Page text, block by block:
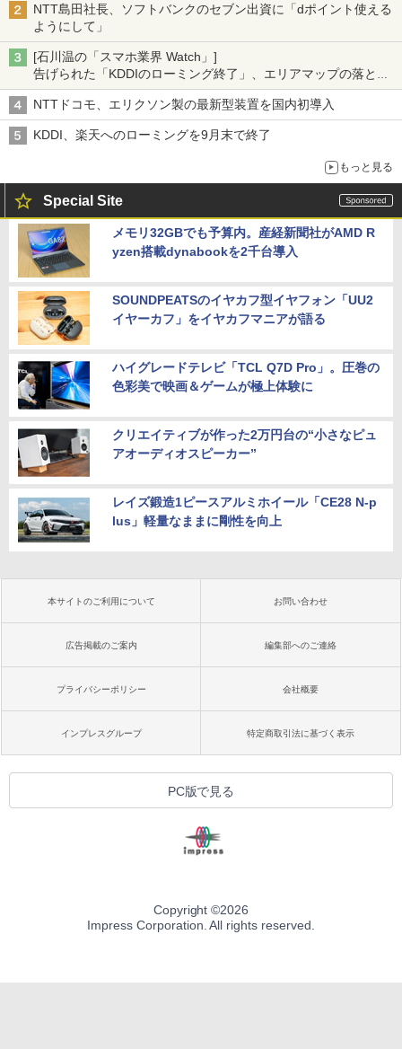
NTT島田社長、ソフトバンクのセブン出資に「dポイント使える
ようにして」
[石川温の「スマホ業界 Watch」]
告げられた「KDDIのローミング終了」、エリアマップの落とし
穴と楽天モバイルの課題
NTTドコモ、エリクソン製の最新型装置を国内初導入
KDDI、楽天へのローミングを9月末で終了
もっと見る
Special Site
メモリ32GBでも予算内。産経新聞社がAMD R
yzen搭載dynabookを2千台導入
SOUNDPEATSのイヤカフ型イヤフォン「UU2
イヤーカフ」をイヤカフマニアが語る
ハイグレードテレビ「TCL Q7D Pro」。圧巻の
色彩美で映画＆ゲームが極上体験に
クリエイティブが作った2万円台の“小さなピュ
アオーディオスピーカー”
レイズ鍛造1ピースアルミホイール「CE28 N-p
lus」軽量なままに剛性を向上
本サイトのご利用について お問い合わせ
広告掲載のご案内 編集部へのご連絡
プライバシーポリシー 会社概要
インプレスグループ 特定商取引法に基づく表示
PC版で見る
Copyright ©2026
Impress Corporation. All rights reserved.